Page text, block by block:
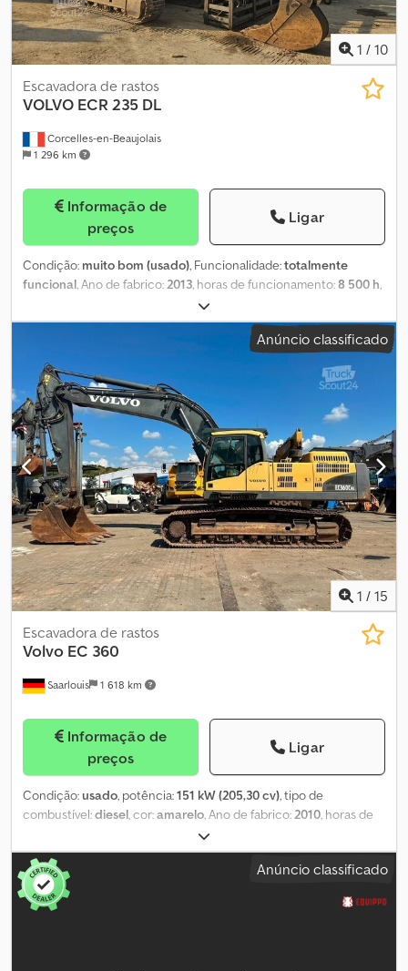
1 / 10
Corcelles-en-Beaujolais
1 296 km
Escavadora de rastos
VOLVO ECR 235 DL
Informação de
preços
Ligar
Condição: muito bom (usado), Funcionalidade:totalmente
funcional, Ano de fabrico:2013, horas de funcionamento:8 500 h,
ar condicionado, hidráulica, pá padrão
EXCAVADORA DE CADEIAS VOLVO ECR 235 DL ANO 2013 Cedpfx
Aezqu Dveflerf 8500 HORAS LINHA AUXILIAR LÂMINA ORIENTÁVEL
+ CAÇAMBA LUBRIFICAÇÃO
Anúncio classificado
1 / 15
Saarlouis 1 618 km
Escavadora de rastos
Volvo EC 360
Informação de
preços
Ligar
Condição:usado, potência:151 kW (205,30 cv), tipo de
combustível:diesel, cor:amarelo, Ano de fabrico:2010, horas de
, Equipamento:
Opções e acessórios adicionais = Codpjzibhrofx Afljrf - Controlo
da climatização = Mais informações = Peso vazio: 39.400 kg
Anúncio classificado